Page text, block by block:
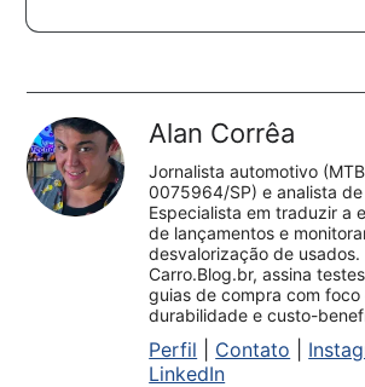
Alan Corrêa
Jornalista automotivo
0075964/SP) e analista
Especialista em traduzir a
de lançamentos e
desvalorização de usados.
Carro.Blog.br, assina
guias de compra com foco
durabilidade e custo-
Perfil Contato
LinkedIn